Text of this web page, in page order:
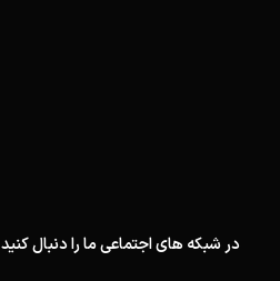
در شبکه های اجتماعی ما را دنبال کنید